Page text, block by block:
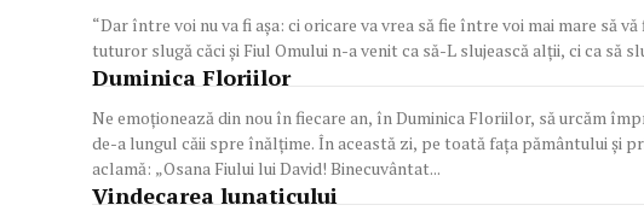
“Dar între voi nu va fi aşa: ci oricare va vrea să fie între voi mai mare să
tuturor slugă căci şi Fiul Omului n-a venit ca să-L slujească alţii, ci ca să
Duminica Floriilor
Ne emoţionează din nou în fiecare an, în Duminica Floriilor, să urcăm
de-a lungul căii spre înălţime. În această zi, pe toată faţa pământului şi
aclamă: „Osana Fiului lui David! Binecuvântat...
Vindecarea lunaticului